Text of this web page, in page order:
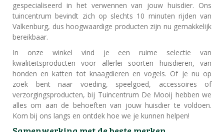
gespecialiseerd in het verwennen van jouw huisdier. Ons
tuincentrum bevindt zich op slechts 10 minuten rijden van
Valkenburg, dus hoogwaardige producten zijn nu gemakkelijk
bereikbaar.
In onze winkel vind je een ruime selectie van
kwaliteitsproducten voor allerlei soorten huisdieren, van
honden en katten tot knaagdieren en vogels. Of je nu op
zoek bent naar voeding, speelgoed, accessoires of
verzorgingsproducten, bij Tuincentrum De Mooij hebben we
alles om aan de behoeften van jouw huisdier te voldoen.
Kom bij ons langs en ontdek hoe we je kunnen helpen!